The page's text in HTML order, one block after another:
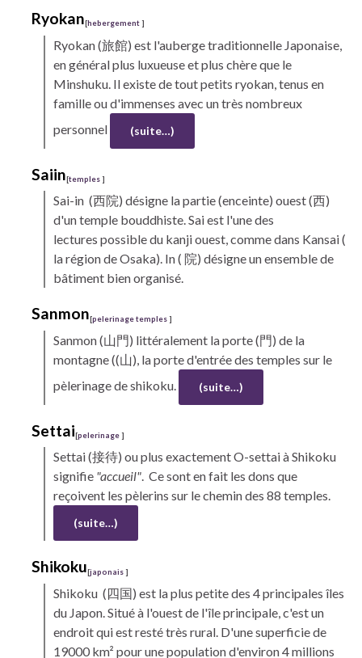
Ryokan[hebergement]
Ryokan(旅館) est l'auberge traditionnelle Japonaise,
en général plus luxueuse et plus chère que le
Minshuku. Il existe de tout petits ryokan, tenus en
famille ou d'immenses avec un très nombreux
personnel
(suite…)
Saiin[temples]
Sai-in (西院) désigne la partie (enceinte) ouest (西)
d'un temple bouddhiste. Sai est l'une des
lectures possible du kanji ouest, comme dans Kansai (
la région de Osaka). In ( 院) désigne un ensemble de
bâtiment bien organisé.
Sanmon[pelerinage temples]
Sanmon(山門) littéralement la porte (門) de la
montagne ((山), la porte d'entrée des temples sur le
pèlerinage deshikoku. (suite…)
Settai[pelerinage]
Settai(接待) ou plus exactement O-settai àShikoku
signifie "accueil". Ce sont en fait les dons que
reçoivent les pèlerins sur le chemin des 88 temples.
(suite…)
Shikoku[japonais]
Shikoku (四国) est la plus petite des 4 principales îles
du Japon. Situé à l'ouest de l'île principale, c'est un
endroit qui est resté très rural. D'une superficie de
19000 km² pour une population d'environ 4 millions